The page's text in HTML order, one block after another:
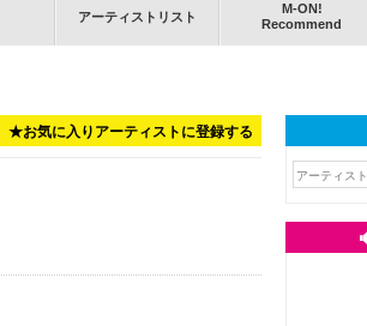
アーティストリスト
M-ON!
Recommend
★お気に入りアーティストに登録する